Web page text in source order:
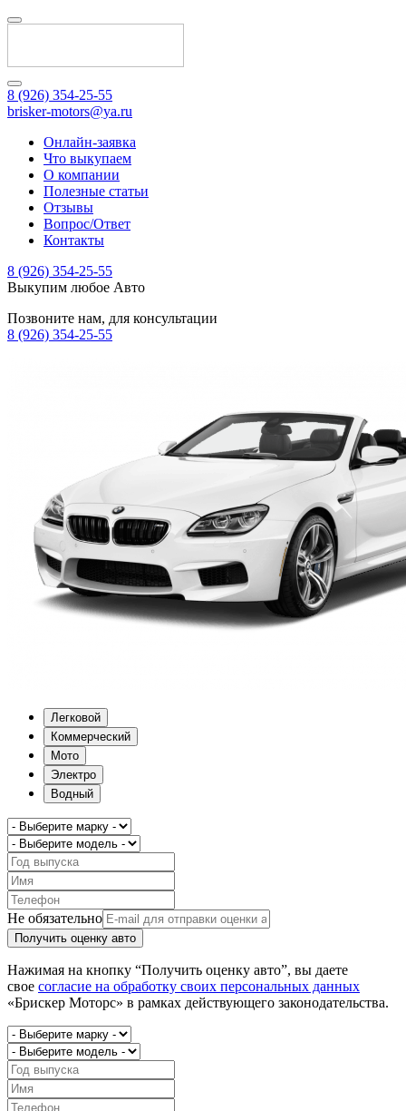
8 (926) 354-25-55
brisker-motors@ya.ru
Онлайн-заявка
Что выкупаем
О компании
Полезные статьи
Отзывы
Вопрос/Ответ
Контакты
8 (926) 354-25-55
Выкупим любое Авто
Позвоните нам, для консультации
8 (926) 354-25-55
Легковой
Коммерческий
Мото
Электро
Водный
Не обязательно
Получить оценку авто
Нажимая на кнопку “Получить оценку авто”, вы даете
свое согласие на обработку своих персональных данных
«Брискер Моторс» в рамках действующего законодательства.